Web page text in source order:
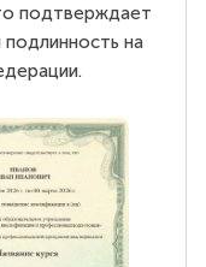
подтверждает
на